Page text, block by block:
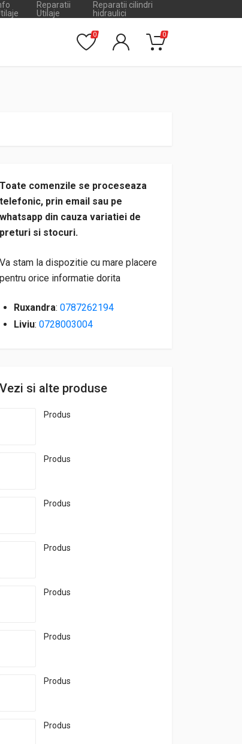
Reparatii
Utilaje
Reparatii cilindri
hidraulici
0 0
Toate comenzile se proceseaza
telefonic, prin email sau pe
whatsapp din cauza variatiei de
preturi si stocuri.
Va stam la dispozitie cu mare placere
pentru orice informatie dorita
Ruxandra: 0787262194
Liviu: 0728003004
Vezi si alte produse
Produs
Produs
Produs
Produs
Produs
Produs
Produs
Produs